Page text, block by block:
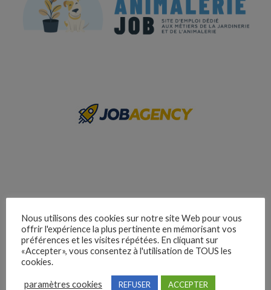
Nous utilisons des cookies sur notre site Web pour vous
offrir l'expérience la plus pertinente en mémorisant vos
préférences et les visites répétées. En cliquant sur
«Accepter», vous consentez à l'utilisation de TOUS les
cookies.
paramètres cookies REFUSER ACCEPTER